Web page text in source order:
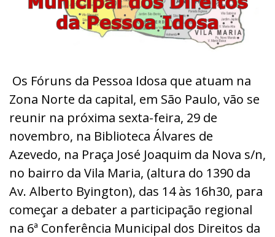
Os Fóruns da Pessoa Idosa que atuam na
Zona Norte da capital, em São Paulo, vão se
reunir na próxima sexta-feira, 29 de
novembro, na Biblioteca Álvares de
Azevedo, na Praça José Joaquim da Nova s/n,
no bairro da Vila Maria, (altura do 1390 da
Av. Alberto Byington), das 14 às 16h30, para
começar a debater a participação regional
na 6ª Conferência Municipal dos Direitos da